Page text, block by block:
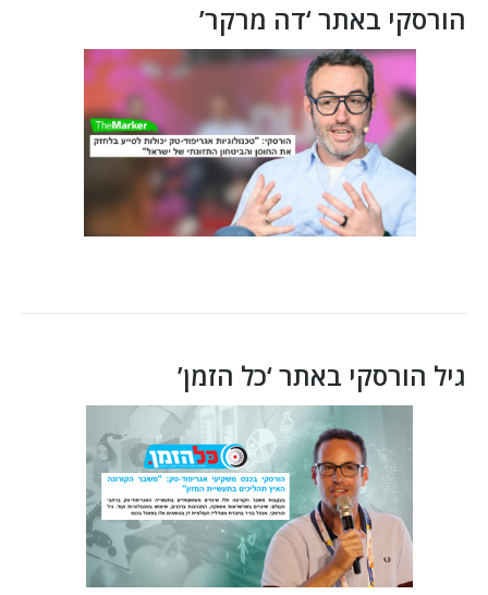
הורסקי באתר ‘דה מרקר’
גיל הורסקי באתר ‘כל הזמן’